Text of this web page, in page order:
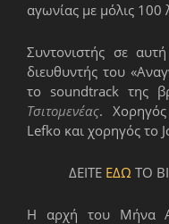
αγωνίας με μόλις 100
Συντονιστής σε
διευθυντής του
το soundtrack της
Τσιτομενέας.
Lefko και χορηγός το
ΔΕΙΤΕ ΕΔΩ ΤΟ
Η αρχή του Μήνα